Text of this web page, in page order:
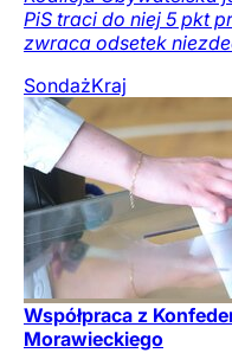
PiS traci do niej 5 pkt
zwraca odsetek
SondażKraj
Współpraca z
Morawieckiego